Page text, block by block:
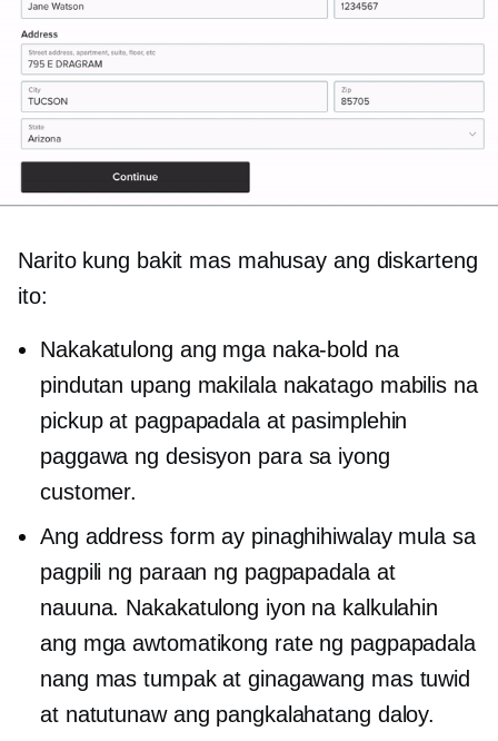
Narito kung bakit mas mahusay ang diskarteng
ito:
Nakakatulong ang mga naka-bold na
pindutan upang makilala nakatagomabilis na
pickup at pagpapadala at pasimplehin
paggawa ng desisyon para sa iyong
customer.
Ang address form ay pinaghihiwalay mula sa
pagpili ng paraan ng pagpapadala at
nauuna. Nakakatulong iyon na kalkulahin
ang mga awtomatikong rate ng pagpapadala
nang mas tumpak at ginagawang mas tuwid
at natutunaw ang pangkalahatang daloy.